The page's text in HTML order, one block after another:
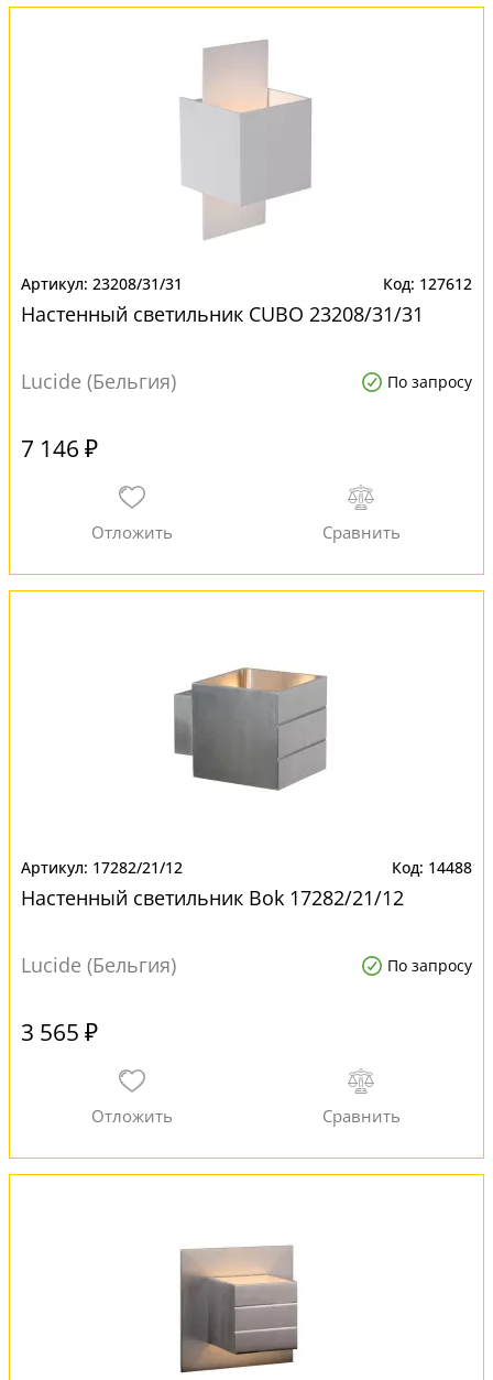
23208/31/31 127612
Настенный светильник CUBO 23208/31/31
Lucide (Бельгия) По запросу
7 146 ₽
17282/21/12 14488
Настенный светильник Bok 17282/21/12
Lucide (Бельгия) По запросу
3 565 ₽